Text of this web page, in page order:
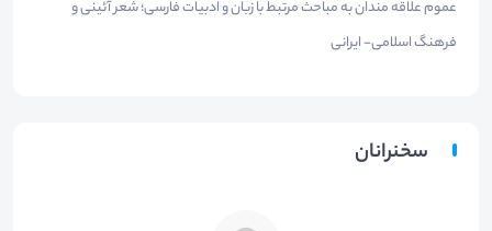
عموم علاقه مندان به مباحث مرتبط با زبان و ادبیات فارسی؛ شعر آئینی و
فرهنگ اسلامی- ایرانی
سخنرانان